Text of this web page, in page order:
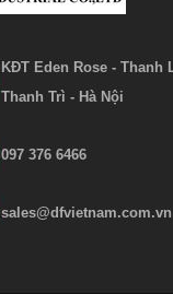
KĐT Eden Rose - Thanh
Thanh Trì - Hà Nội
097 376 6466
sales@dfvietnam.com.vn